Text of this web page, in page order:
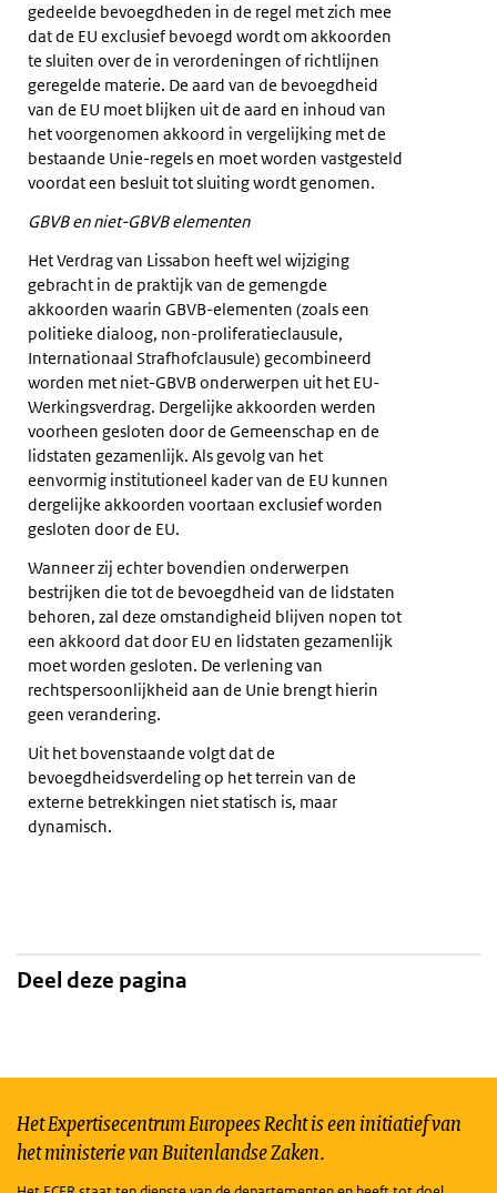
gedeelde bevoegdheden in de regel met zich mee
dat de EU exclusief bevoegd wordt om akkoorden
te sluiten over de in verordeningen of richtlijnen
geregelde materie. De aard van de bevoegdheid
van de EU moet blijken uit de aard en inhoud van
het voorgenomen akkoord in vergelijking met de
bestaande Unie-regels en moet worden vastgesteld
voordat een besluit tot sluiting wordt genomen.
GBVB en niet-GBVB elementen
Het Verdrag van Lissabon heeft wel wijziging
gebracht in de praktijk van de gemengde
akkoorden waarin GBVB-elementen (zoals een
politieke dialoog, non-proliferatieclausule,
Internationaal Strafhofclausule) gecombineerd
worden met niet-GBVB onderwerpen uit het EU-
Werkingsverdrag. Dergelijke akkoorden werden
voorheen gesloten door de Gemeenschap en de
lidstaten gezamenlijk. Als gevolg van het
eenvormig institutioneel kader van de EU kunnen
dergelijke akkoorden voortaan exclusief worden
gesloten door de EU.
Wanneer zij echter bovendien onderwerpen
bestrijken die tot de bevoegdheid van de lidstaten
behoren, zal deze omstandigheid blijven nopen tot
een akkoord dat door EU en lidstaten gezamenlijk
moet worden gesloten. De verlening van
rechtspersoonlijkheid aan de Unie brengt hierin
geen verandering.
Uit het bovenstaande volgt dat de
bevoegdheidsverdeling op het terrein van de
externe betrekkingen niet statisch is, maar
dynamisch.
Deel deze pagina
Het Expertisecentrum Europees Recht is een initiatief van
het ministerie van Buitenlandse Zaken.